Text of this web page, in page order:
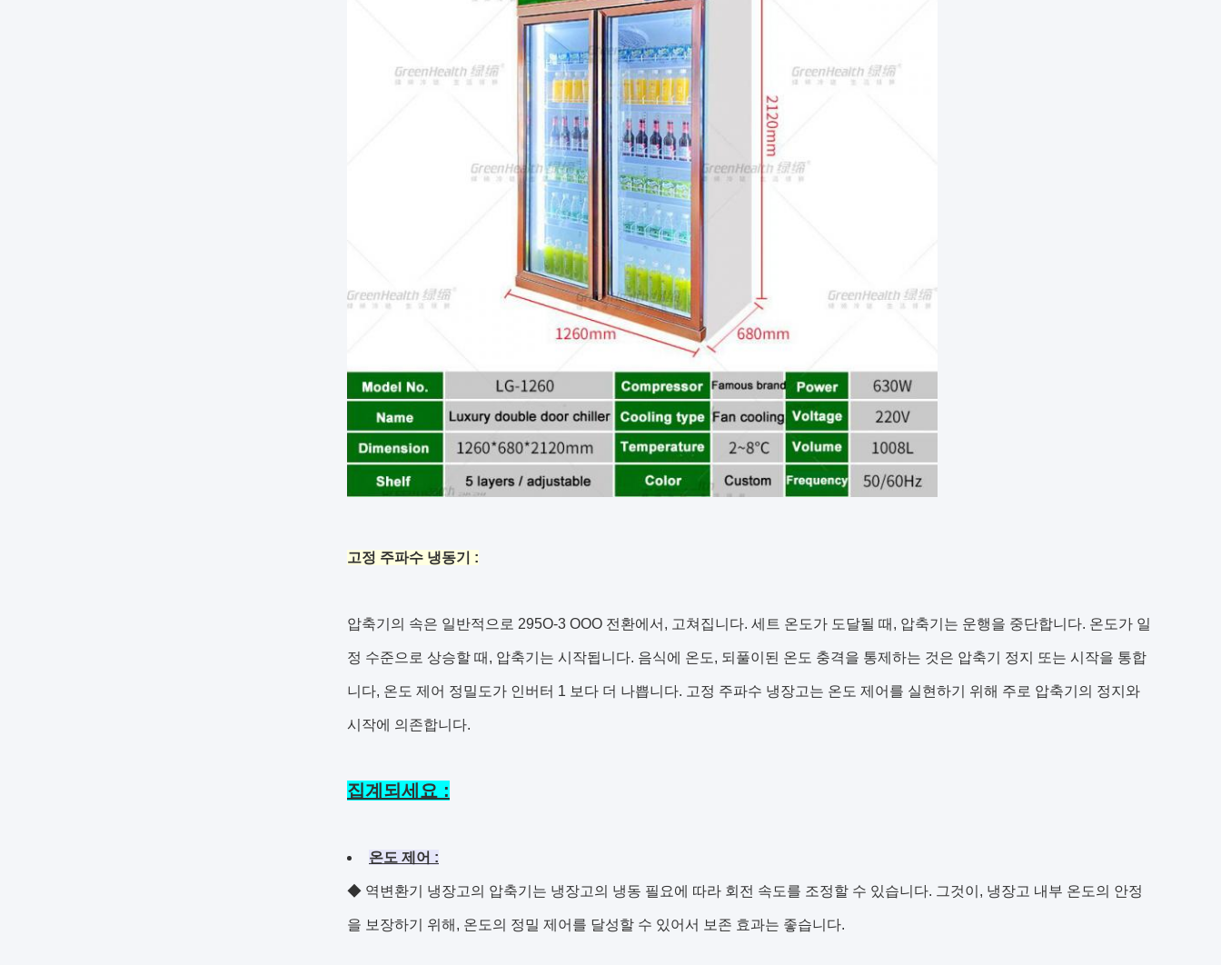
고정 주파수 냉동기 :
압축기의 속은 일반적으로 295O-3 OOO 전환에서, 고쳐집니다. 세트 온도가 도달될 때, 압축기는 운행을 중단합니다. 온도가 일
정 수준으로 상승할 때, 압축기는 시작됩니다. 음식에 온도, 되풀이된 온도 충격을 통제하는 것은 압축기 정지 또는 시작을 통합
니다, 온도 제어 정밀도가 인버터 1 보다 더 나쁩니다. 고정 주파수 냉장고는 온도 제어를 실현하기 위해 주로 압축기의 정지와
시작에 의존합니다.
집계되세요 :
온도 제어 :
◆ 역변환기 냉장고의 압축기는 냉장고의 냉동 필요에 따라 회전 속도를 조정할 수 있습니다. 그것이, 냉장고 내부 온도의 안정
을 보장하기 위해, 온도의 정밀 제어를 달성할 수 있어서 보존 효과는 좋습니다.